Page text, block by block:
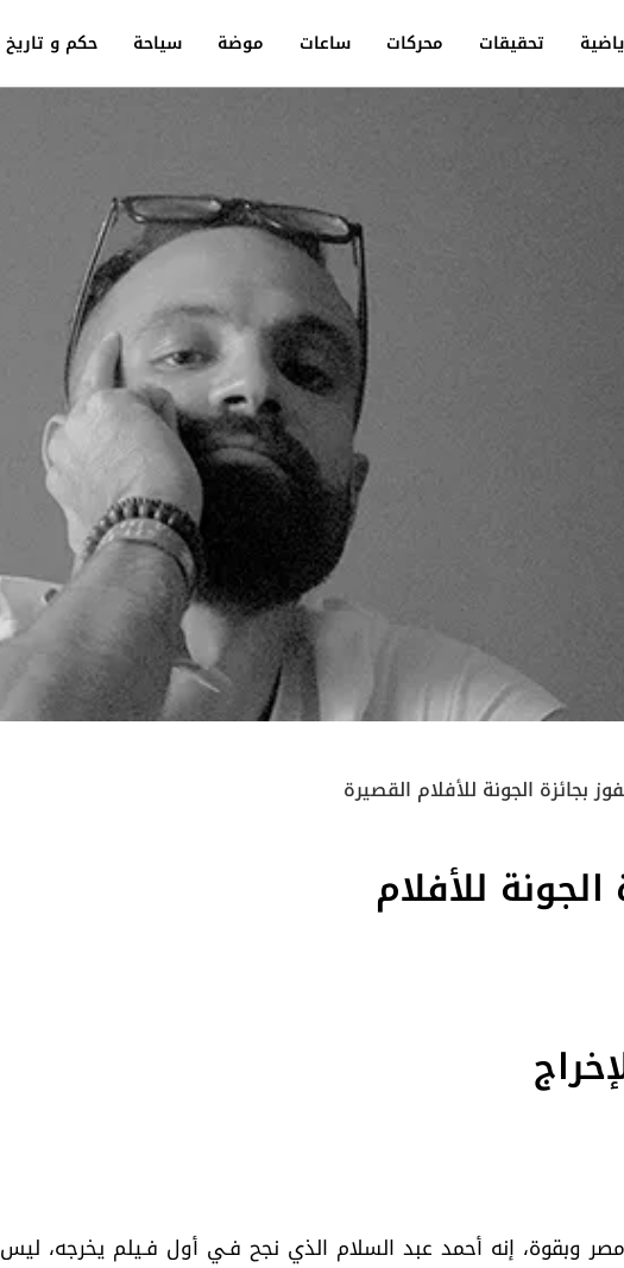
حكم و تاريخ سياحة موضة ساعات محركات تحقيقات
بجائزة الجونة للأفلام القصيرة
للأفلام
وبقوة، إنه أحمد عبد السلام الذي نجح فـي أول فـيلم يخرجه، ليس